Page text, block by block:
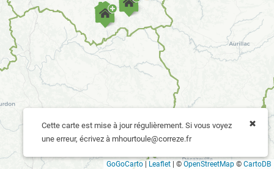
GoGoCarto Leaflet © OpenStreetMap © CartoDB
Cette carte est mise à jour régulièrement. Si vous voyez
une erreur, écrivez à mhourtoule@correze.fr